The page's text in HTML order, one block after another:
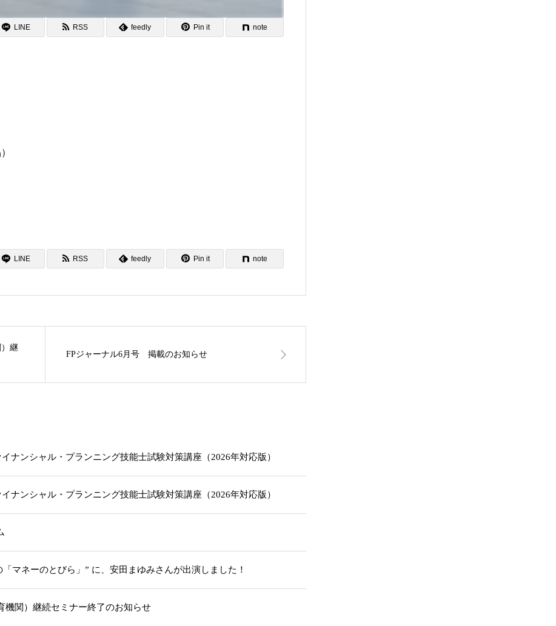
LINE RSS feedly Pin it note
LINE RSS feedly Pin it note
継
FPジャーナル6月号 掲載のお知らせ
ナンシャル・プランニング技能士試験対策講座（2026年対応版）
ナンシャル・プランニング技能士試験対策講座（2026年対応版）
マネーのとびら」” に、安田まゆみさんが出演しました！
機関）継続セミナー終了のお知らせ